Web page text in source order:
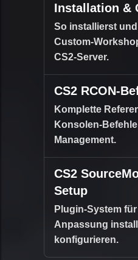
Installation &
So installierst
Custom-
CS2-Server.
CS2 RCON-
Komplette
Konsolen-
Management.
CS2
Setup
Plugin-System
Anpassung
konfigurieren.